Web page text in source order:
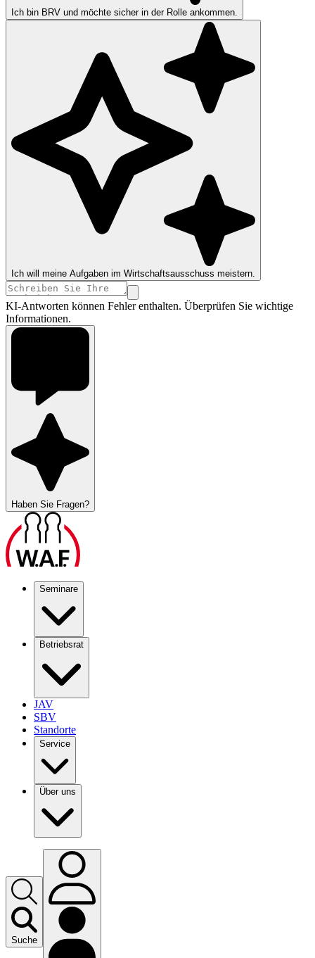
Ich bin BRV und möchte sicher in der Rolle ankommen.
Ich will meine Aufgaben im Wirtschaftsausschuss meistern.
KI-Antworten können Fehler enthalten. Überprüfen Sie wichtige
Informationen.
Haben Sie Fragen?
Seminare
Betriebsrat
JAV
SBV
Standorte
Service
Über uns
Suche